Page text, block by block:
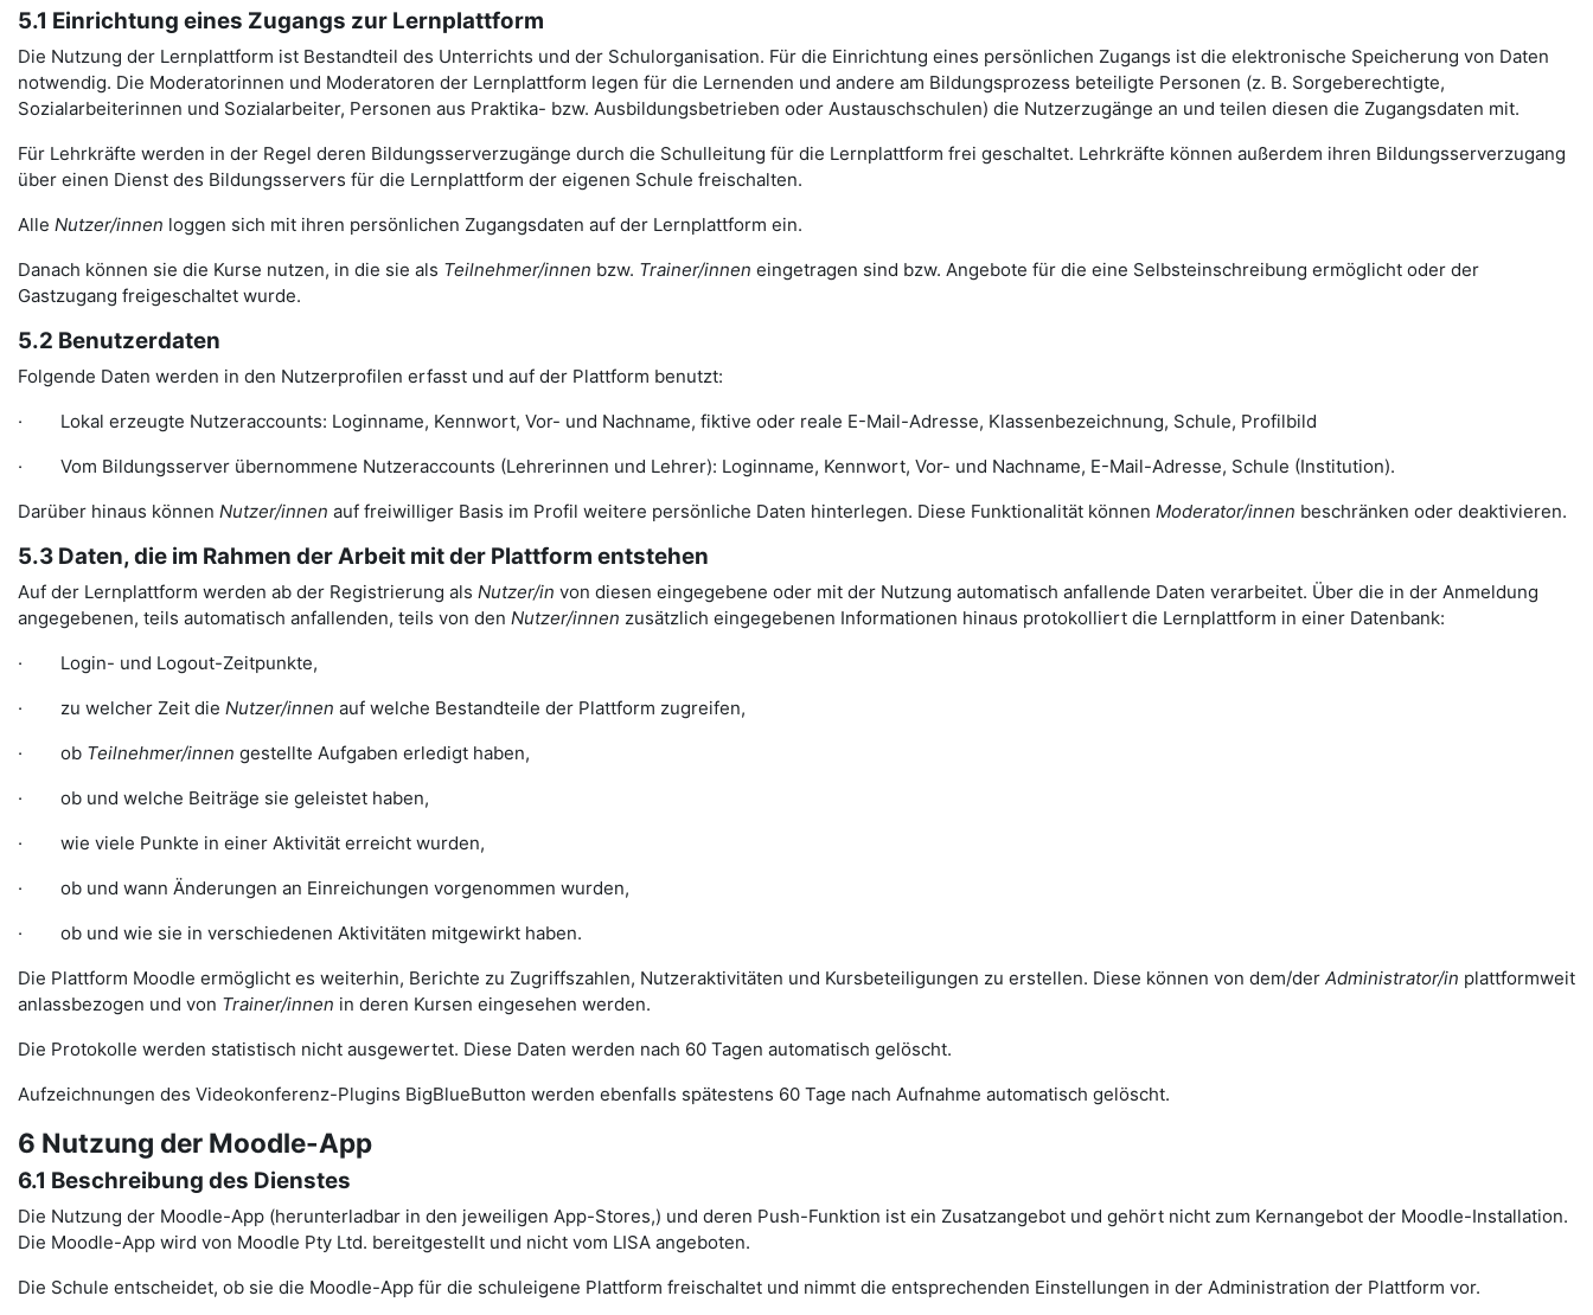
5.1 Einrichtung eines Zugangs zur Lernplattform
Die Nutzung der Lernplattform ist Bestandteil des Unterrichts und der Schulorganisation. Für die Einrichtung eines persönlichen Zugangs ist die elektronische Speicherung von Daten
notwendig. Die Moderatorinnen und Moderatoren der Lernplattform legen für die Lernenden und andere am Bildungsprozess beteiligte Personen (z. B. Sorgeberechtigte,
Sozialarbeiterinnen und Sozialarbeiter, Personen aus Praktika- bzw. Ausbildungsbetrieben oder Austauschschulen) die Nutzerzugänge an und teilen diesen die Zugangsdaten mit.
Für Lehrkräfte werden in der Regel deren Bildungsserverzugänge durch die Schulleitung für die Lernplattform frei geschaltet. Lehrkräfte können außerdem ihren Bildungsserverzugang
über einen Dienst des Bildungsservers für die Lernplattform der eigenen Schule freischalten.
Alle Nutzer/innen loggen sich mit ihren persönlichen Zugangsdaten auf der Lernplattform ein.
Danach können sie die Kurse nutzen, in die sie als Teilnehmer/innen bzw. Trainer/innen eingetragen sind bzw. Angebote für die eine Selbsteinschreibung ermöglicht oder der
Gastzugang freigeschaltet wurde.
5.2 Benutzerdaten
Folgende Daten werden in den Nutzerprofilen erfasst und auf der Plattform benutzt:
· Lokal erzeugte Nutzeraccounts: Loginname, Kennwort, Vor- und Nachname, fiktive oder reale E-Mail-Adresse, Klassenbezeichnung, Schule, Profilbild
· Vom Bildungsserver übernommene Nutzeraccounts (Lehrerinnen und Lehrer): Loginname, Kennwort, Vor- und Nachname, E-Mail-Adresse, Schule (Institution).
Darüber hinaus können Nutzer/innen auf freiwilliger Basis im Profil weitere persönliche Daten hinterlegen. Diese Funktionalität können Moderator/innen beschränken oder deaktivieren.
5.3 Daten, die im Rahmen der Arbeit mit der Plattform entstehen
Auf der Lernplattform werden ab der Registrierung als Nutzer/in von diesen eingegebene oder mit der Nutzung automatisch anfallende Daten verarbeitet. Über die in der Anmeldung
angegebenen, teils automatisch anfallenden, teils von den Nutzer/innen zusätzlich eingegebenen Informationen hinaus protokolliert die Lernplattform in einer Datenbank:
· Login- und Logout-Zeitpunkte,
· zu welcher Zeit die Nutzer/innen auf welche Bestandteile der Plattform zugreifen,
· ob Teilnehmer/innen gestellte Aufgaben erledigt haben,
· ob und welche Beiträge sie geleistet haben,
· wie viele Punkte in einer Aktivität erreicht wurden,
· ob und wann Änderungen an Einreichungen vorgenommen wurden,
· ob und wie sie in verschiedenen Aktivitäten mitgewirkt haben.
Die Plattform Moodle ermöglicht es weiterhin, Berichte zu Zugriffszahlen, Nutzeraktivitäten und Kursbeteiligungen zu erstellen. Diese können von dem/der Administrator/in plattformweit
anlassbezogen und von Trainer/innen in deren Kursen eingesehen werden.
Die Protokolle werden statistisch nicht ausgewertet. Diese Daten werden nach 60 Tagen automatisch gelöscht.
Aufzeichnungen des Videokonferenz-Plugins BigBlueButton werden ebenfalls spätestens 60 Tage nach Aufnahme automatisch gelöscht.
6 Nutzung der Moodle-App
6.1 Beschreibung des Dienstes
Die Nutzung der Moodle-App (herunterladbar in den jeweiligen App-Stores,) und deren Push-Funktion ist ein Zusatzangebot und gehört nicht zum Kernangebot der Moodle-Installation.
Die Moodle-App wird von Moodle Pty Ltd. bereitgestellt und nicht vom LISA angeboten.
Die Schule entscheidet, ob sie die Moodle-App für die schuleigene Plattform freischaltet und nimmt die entsprechenden Einstellungen in der Administration der Plattform vor.